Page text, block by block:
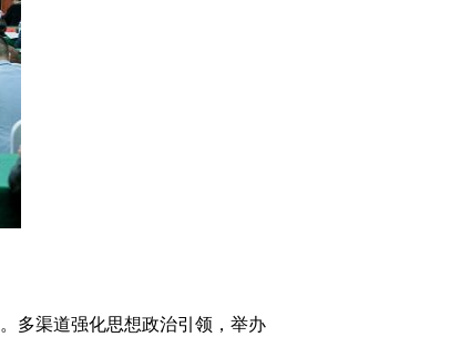
多渠道强化思想政治引领，举办